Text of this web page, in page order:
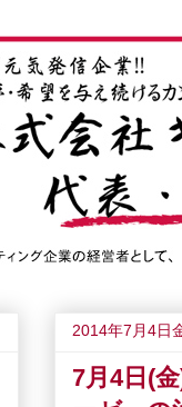
2014年7月4日
7月4日(